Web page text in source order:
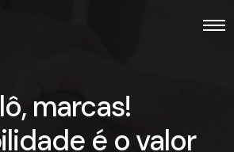
marcas!
é o valor